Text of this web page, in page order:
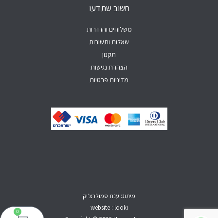
0
חשוב שתדעו
משלוחים והחזרות
שאלות ותשובות
תקנון
הצהרת נגישות
מדיניות פרטיות
מיתוג: ענת סמולרצ׳יק
website : looki